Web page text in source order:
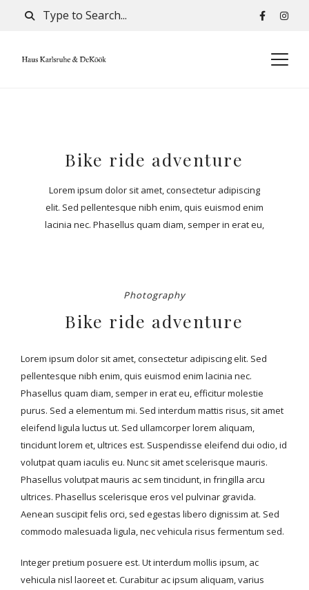
Bike ride adventure
Lorem ipsum dolor sit amet, consectetur adipiscing
elit. Sed pellentesque nibh enim, quis euismod enim
lacinia nec. Phasellus quam diam, semper in erat eu,
Photography
Bike ride adventure
Lorem ipsum dolor sit amet, consectetur adipiscing elit. Sed
pellentesque nibh enim, quis euismod enim lacinia nec.
Phasellus quam diam, semper in erat eu, efficitur molestie
purus. Sed a elementum mi. Sed interdum mattis risus, sit amet
eleifend ligula luctus ut. Sed ullamcorper lorem aliquam,
tincidunt lorem et, ultrices est. Suspendisse eleifend dui odio, id
volutpat quam iaculis eu. Nunc sit amet scelerisque mauris.
Phasellus volutpat mauris ac sem tincidunt, in fringilla arcu
ultrices. Phasellus scelerisque eros vel pulvinar gravida.
Aenean suscipit felis orci, sed egestas libero dignissim at. Sed
commodo malesuada ligula, nec vehicula risus fermentum sed.
Integer pretium posuere est. Ut interdum mollis ipsum, ac
vehicula nisl laoreet et. Curabitur ac ipsum aliquam, varius